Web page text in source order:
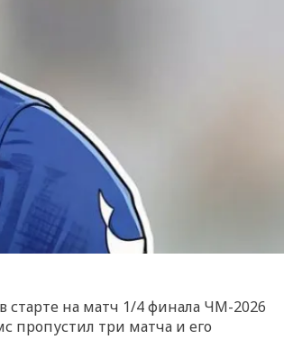
на матч 1/4 финала ЧМ-2026
пропустил три матча и его